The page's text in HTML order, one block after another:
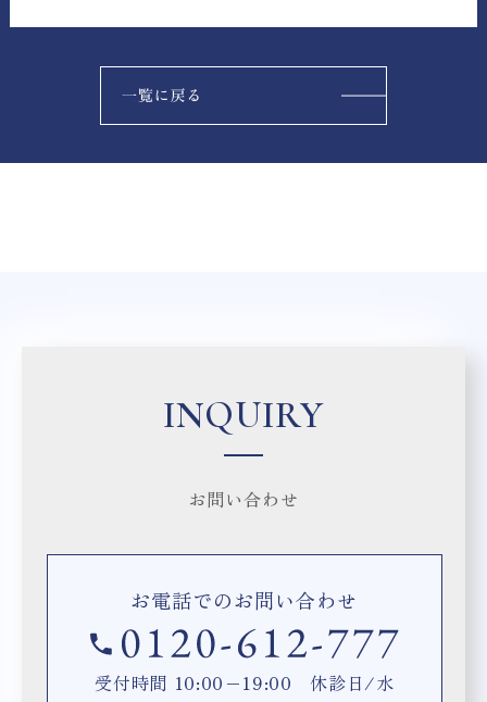
INQUIRY
お問い合わせ
お電話でのお問い合わせ
受付時間 10:00−19:00 休診日/水